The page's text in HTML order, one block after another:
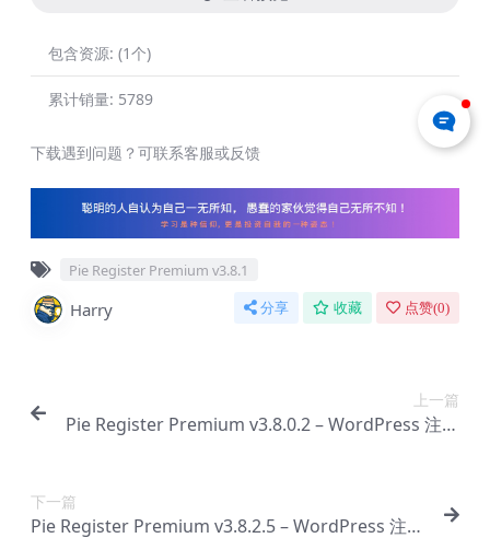
包含资源: (1个)
累计销量: 5789
下载遇到问题？可联系客服或反馈
Pie Register Premium v​​3.8.1
Harry 分享 收藏 点赞(0)
上一篇
Pie Register Premium v​​3.8.0.2 – WordPress 注册
下一篇
Pie Register Premium v​​3.8.2.5 – WordPress 注册